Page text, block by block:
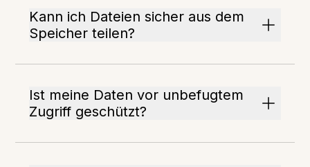
Kann ich Dateien sicher aus dem
Speicher teilen?
Ist meine Daten vor unbefugtem
Zugriff geschützt?